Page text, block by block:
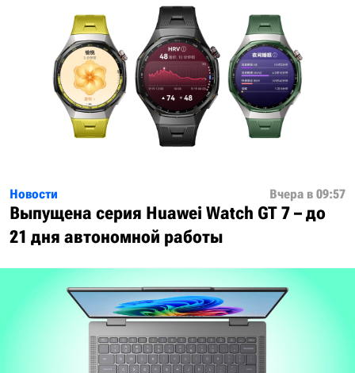
Новости Вчера в 09:57
Выпущена серия Huawei Watch GT 7 – до
21 дня автономной работы